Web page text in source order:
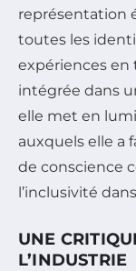
représentation
toutes les
expériences
intégrée dans
elle met en
auxquels elle a
de conscience
l’inclusivité
UNE
L’INDUSTRIE